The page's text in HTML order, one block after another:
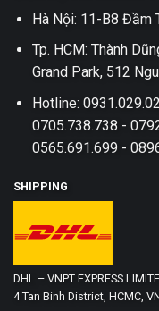
Hà Nội: 11-B8 Đầm
Tp. HCM: Thành
Grand Park, 512
Hotline:
0705.738.738 -
0565.691.699 -
SHIPPING
DHL – VNPT EXPRESS
4 Tan Binh District, HCMC,